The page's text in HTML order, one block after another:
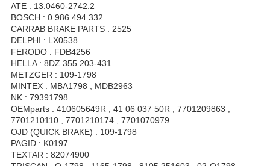
ATE : 13.0460-2742.2
BOSCH : 0 986 494 332
CARRAB BRAKE PARTS : 2525
DELPHI : LX0538
FERODO : FDB4256
HELLA : 8DZ 355 203-431
METZGER : 109-1798
MINTEX : MBA1798 , MDB2963
NK : 79391798
OEMparts : 410605649R , 41 06 037 50R , 7701209863 ,
7701210110 , 7701210174 , 7701070979
OJD (QUICK BRAKE) : 109-1798
PAGID : K0197
TEXTAR : 82074900